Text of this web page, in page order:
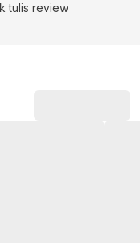
tulis review